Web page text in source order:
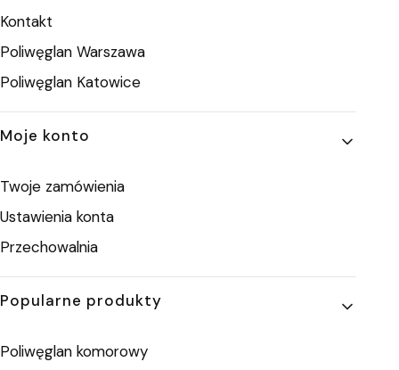
Kontakt
Poliwęglan Warszawa
Poliwęglan Katowice
Moje konto
Twoje zamówienia
Ustawienia konta
Przechowalnia
Popularne produkty
Poliwęglan komorowy